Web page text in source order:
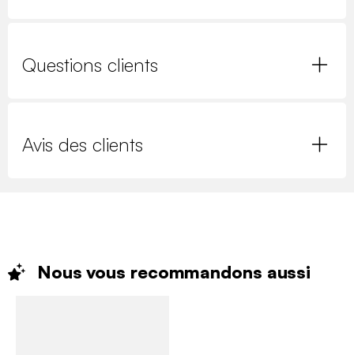
Questions clients
Avis des clients
Nous vous recommandons aussi